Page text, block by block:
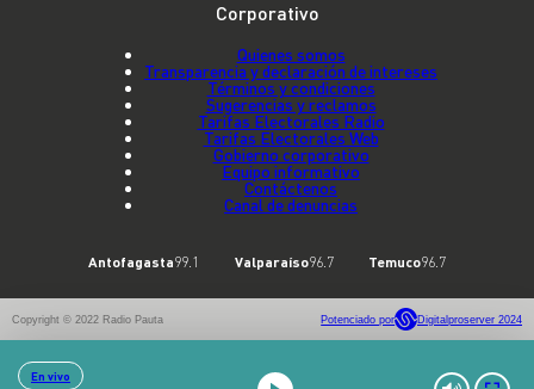
En vivo
Corporativo
Quienes somos
Transparencia y declaración de intereses
Términos y condiciones
Sugerencias y reclamos
Tarifas Electorales Radio
Tarifas Electorales Web
Gobierno corporativo
Equipo informativo
Contáctenos
Canal de denuncias
Antofagasta99.1 Valparaíso96.7 Temuco96.7
Copyright © 2022 Radio Pauta Potenciado por Digitalproserver 2024